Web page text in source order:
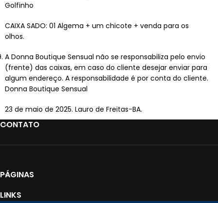
Golfinho
CAIXA SADO: 01 Algema + um chicote + venda para os
olhos.
A Donna Boutique Sensual não se responsabiliza pelo envio
(frente) das caixas, em caso do cliente desejar enviar para
algum endereço. A responsabilidade é por conta do cliente.
Donna Boutique Sensual
23 de maio de 2025. Lauro de Freitas-BA.
CONTATO
PÁGINAS
LINKS